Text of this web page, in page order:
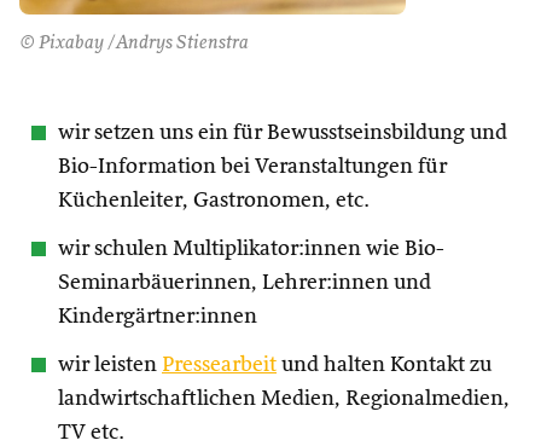
© Pixabay /Andrys Stienstra
wir setzen uns ein für Bewusstseinsbildung und
Bio-Information bei Veranstaltungen für
Küchenleiter, Gastronomen, etc.
wir schulen Multiplikator:innen wie Bio-
Seminarbäuerinnen, Lehrer:innen und
Kindergärtner:innen
wir leisten Pressearbeit und halten Kontakt zu
landwirtschaftlichen Medien, Regionalmedien,
TV etc.